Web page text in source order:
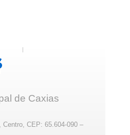
de Caxias
Centro, CEP: 65.604-090 –